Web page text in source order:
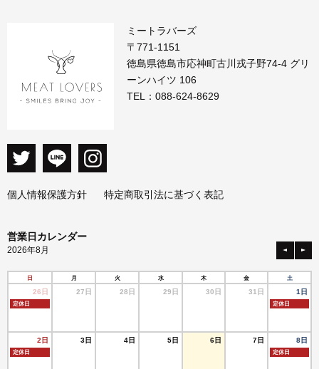
ミートラバーズ
〒771-1151
徳島県徳島市応神町古川戎子野74-4 グリ
ーンハイツ 106
TEL： 088-624-8629
個人情報保護方針 特定商取引法に基づく表記
営業日カレンダー
2026年8月
日 月 火 水 木 金 土
26日
定休日
27日 28日 29日 30日 31日 1日
定休日
2日
定休日
3日 4日 5日 6日 7日 8日
定休日